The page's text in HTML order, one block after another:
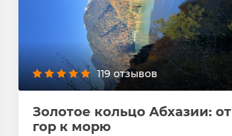
119 отзывов
Золотое кольцо Абхазии: от
гор к морю